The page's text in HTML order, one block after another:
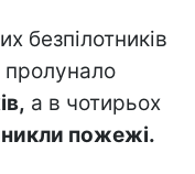
безпілотників
пролунало
а в чотирьох
пожежі.